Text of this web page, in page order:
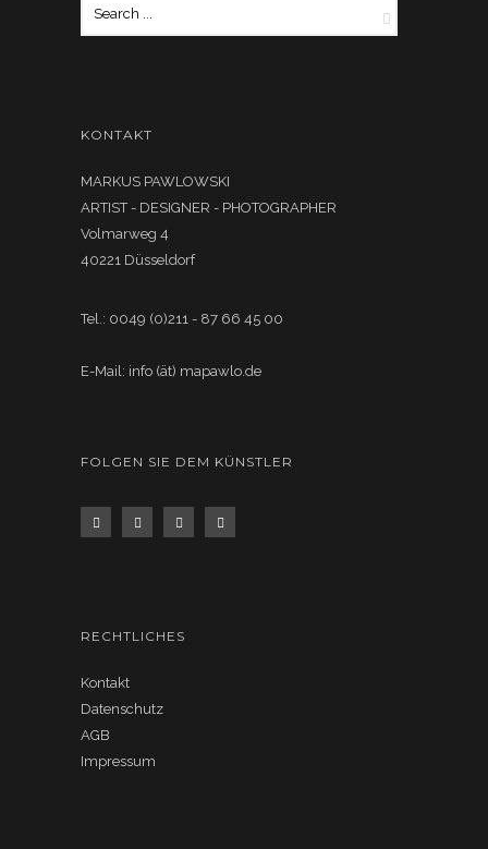
KONTAKT
MARKUS PAWLOWSKI
ARTIST - DESIGNER - PHOTOGRAPHER
Volmarweg 4
40221 Düsseldorf
Tel.: 0049 (0)211 - 87 66 45 00
E-Mail: info (ät) mapawlo.de
FOLGEN SIE DEM KÜNSTLER
RECHTLICHES
Kontakt
Datenschutz
AGB
Impressum